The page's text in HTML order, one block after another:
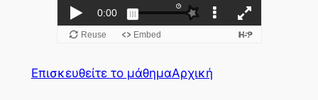
Επισκευθείτε το μάθημαΑρχική